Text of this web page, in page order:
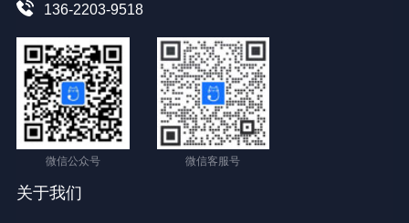
136-2203-9518
微信公众号 微信客服号
关于我们